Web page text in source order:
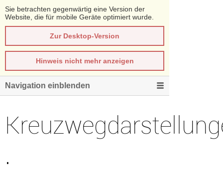
Sie betrachten gegenwärtig eine Version der
Website, die für mobile Geräte optimiert wurde.
Zur Desktop-Version
Hinweis nicht mehr anzeigen
Navigation einblenden
·